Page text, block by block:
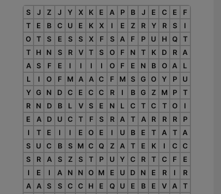
S J Z J Y X K E A P B J E C E
F
T
E B C U E K X I E Z R Y R S
I
O
T S E S S X F S A F P U H Q
T
T
H N S R V T S O F N T K D R
A
A
S F E I I I I O F E N B O A
L
L
I O F M A A C F M S G O Y P
U
Y
G N D C E C C R I B G Z M P
T
R
N D B L V S E N L C T C T O
I
E
A D U C T F S R A T A R R R
P
I
T E I I E O E I U B E T A T
A
S
U C B S M C Q Z A T E K I C
C
S
R A S Z S T P U Y C R T C F
E
I
E I A N N O M E U D N E R I
R
A
A S S C C H E Q U E B E V A
T